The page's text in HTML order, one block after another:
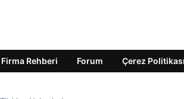
Firma Rehberi Forum Çerez Politikası